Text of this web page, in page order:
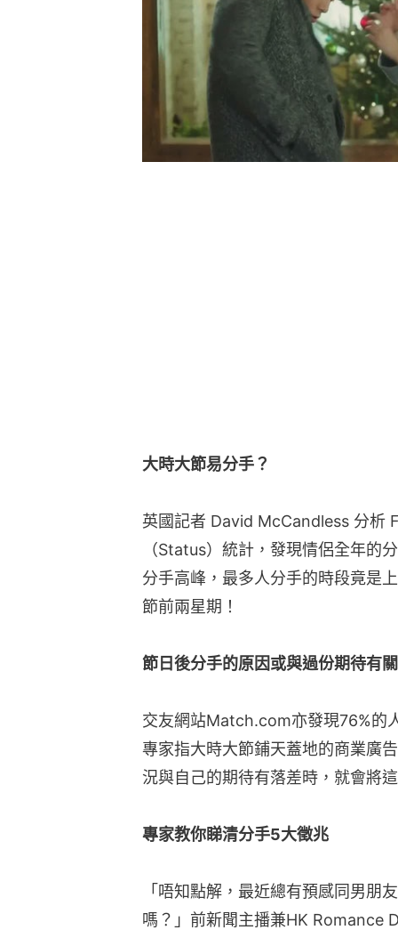
大時大節易分手？
英國記者 David McCandless 分析
（Status）統計，發現情侶全年的
分手高峰，最多人分手的時段竟是
節前兩星期！
節日後分手的原因或與過份期待有關
交友網站Match.com亦發現76%的
專家指大時大節鋪天蓋地的商業廣
況與自己的期待有落差時，就會將
專家教你睇清分手5大徵兆
「唔知點解，最近總有預感同男
嗎？」前新聞主播兼HK Romance